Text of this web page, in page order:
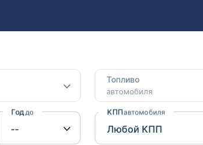
Nissan
Mazda
Mitsubishi
Subaru
Lexus
Audi
Год до
Топливо
автомобиля
КППавтомобиля